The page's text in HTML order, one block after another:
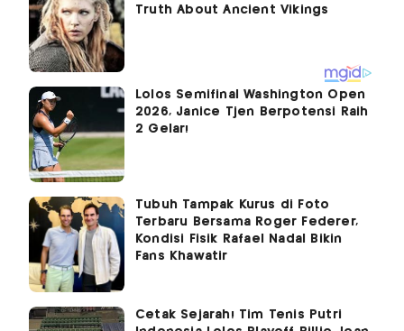
Lolos Semifinal Washington Open
2026, Janice Tjen Berpotensi Raih
2 Gelar!
Tubuh Tampak Kurus di Foto
Terbaru Bersama Roger Federer,
Kondisi Fisik Rafael Nadal Bikin
Fans Khawatir
Cetak Sejarah! Tim Tenis Putri